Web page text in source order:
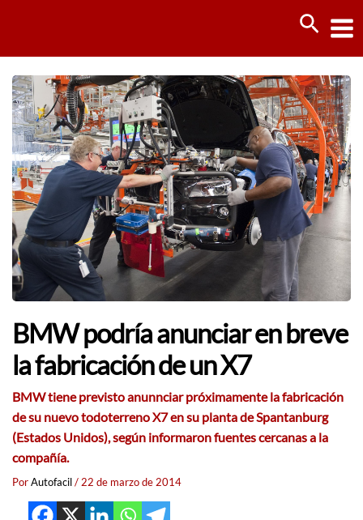
BMW podría anunciar en breve
la fabricación de un X7
BMW tiene previsto anunnciar próximamente la fabricación
de su nuevo todoterreno X7 en su planta de Spantanburg
(Estados Unidos), según informaron fuentes cercanas a la
compañía.
PorAutofacil/ 22 de marzo de 2014